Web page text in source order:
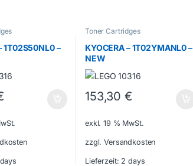
1T02S50NL0 –
Toner Cartridges
KYOCERA – 1T02YMANL0 –
NEW
153,30€
exkl. 19 % MwSt.
zzgl. Versandkosten
Lieferzeit: 2 days